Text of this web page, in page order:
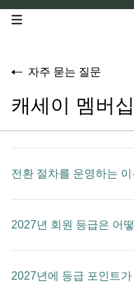
open navigation menu
자주 묻는 질문
캐세이 멤버
전환 절차를 운영하는
2027년 회원 등급은 어
2027년에 등급 포인트